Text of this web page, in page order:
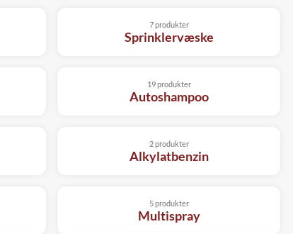
Sprinklervæske
7 produkter
Autoshampoo
19 produkter
Alkylatbenzin
2 produkter
Multispray
5 produkter